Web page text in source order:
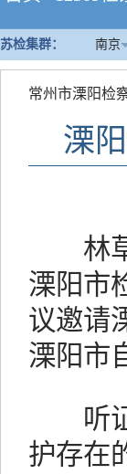
苏检集群： 南京
常州市溧阳检
溧
林草
溧阳市
议邀请
溧阳市
听证
护存在